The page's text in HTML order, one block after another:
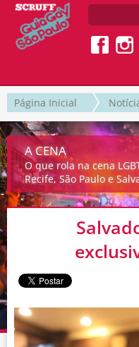
Página Inicial
A CENA
O que rola na cena
Recife, São Paulo e